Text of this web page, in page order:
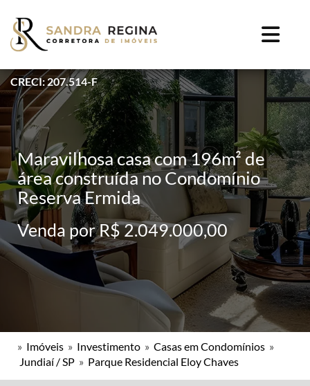
CRECI: 207.514-F
Maravilhosa casa com 196m² de
área construída no Condomínio
Reserva Ermida
Venda por R$ 2.049.000,00
» Imóveis » Investimento » Casas em Condomínios »
Jundiaí / SP » Parque Residencial Eloy Chaves